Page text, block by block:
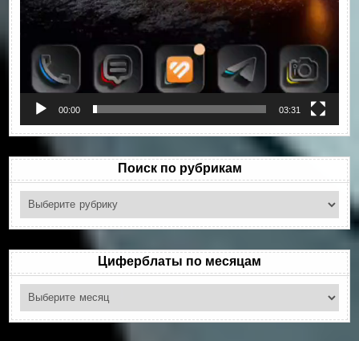
00:00 03:31
Поиск по рубрикам
Поиск
рубрикам
Циферблаты по месяцам
Циферблаты
месяцам